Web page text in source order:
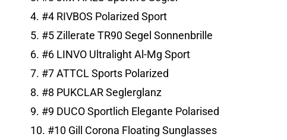
4. #4 RIVBOS Polarized Sport
5. #5 Zillerate TR90 Segel Sonnenbrille
6. #6 LINVO Ultralight Al-Mg Sport
7. #7 ATTCL Sports Polarized
8. #8 PUKCLAR Seglerglanz
9. #9 DUCO Sportlich Elegante Polarised
10. #10 Gill Corona Floating Sunglasses